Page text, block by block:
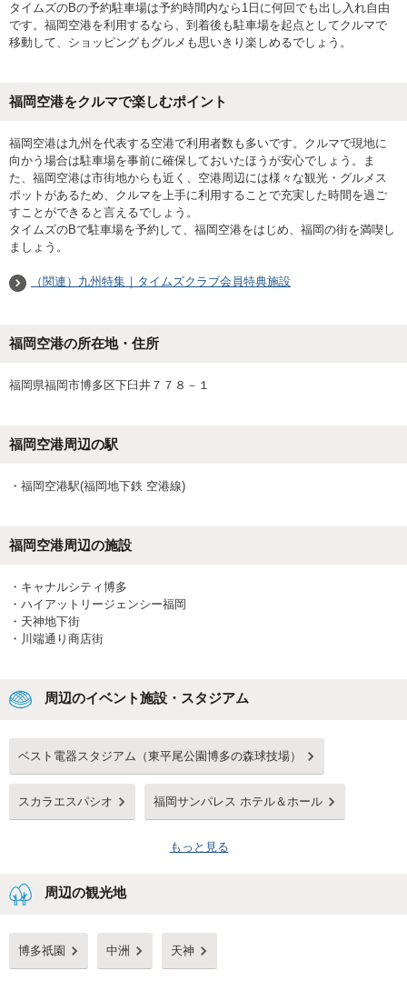
タイムズのBの予約駐車場は予約時間内なら1日に何回でも出し入れ自由
です。福岡空港を利用するなら、到着後も駐車場を起点としてクルマで
移動して、ショッピングもグルメも思いきり楽しめるでしょう。
福岡空港をクルマで楽しむポイント
福岡空港は九州を代表する空港で利用者数も多いです。クルマで現地に
向かう場合は駐車場を事前に確保しておいたほうが安心でしょう。ま
た、福岡空港は市街地からも近く、空港周辺には様々な観光・グルメス
ポットがあるため、クルマを上手に利用することで充実した時間を過ご
すことができると言えるでしょう。
タイムズのBで駐車場を予約して、福岡空港をはじめ、福岡の街を満喫し
ましょう。
（関連）九州特集｜タイムズクラブ会員特典施設
福岡空港の所在地・住所
福岡県福岡市博多区下臼井７７８－１
福岡空港周辺の駅
・ 福岡空港駅(福岡地下鉄 空港線)
福岡空港周辺の施設
・ キャナルシティ博多
・ ハイアットリージェンシー福岡
・ 天神地下街
・ 川端通り商店街
周辺のイベント施設・スタジアム
ベスト電器スタジアム（東平尾公園博多の森球技場）
スカラエスパシオ 福岡サンパレス ホテル＆ホール
もっと見る
周辺の観光地
博多祇園 中洲 天神